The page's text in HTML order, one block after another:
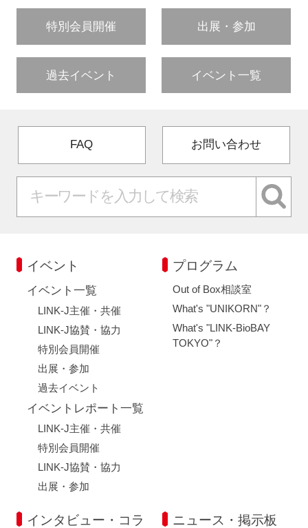
特別会員開催 出展・参加
過去イベント イベント一覧
FAQ お問い合わせ
イベント
イベント一覧
LINK-J主催・共催
LINK-J協賛・協力
特別会員開催
出展・参加
過去イベント
イベントレポート一覧
LINK-J主催・共催
特別会員開催
LINK-J協賛・協力
出展・参加
プログラム
Out of Box相談室
What's "UNIKORN"？
What's "LINK-BioBAY
TOKYO"？
インタビュー・コラ
ニュース・掲示板